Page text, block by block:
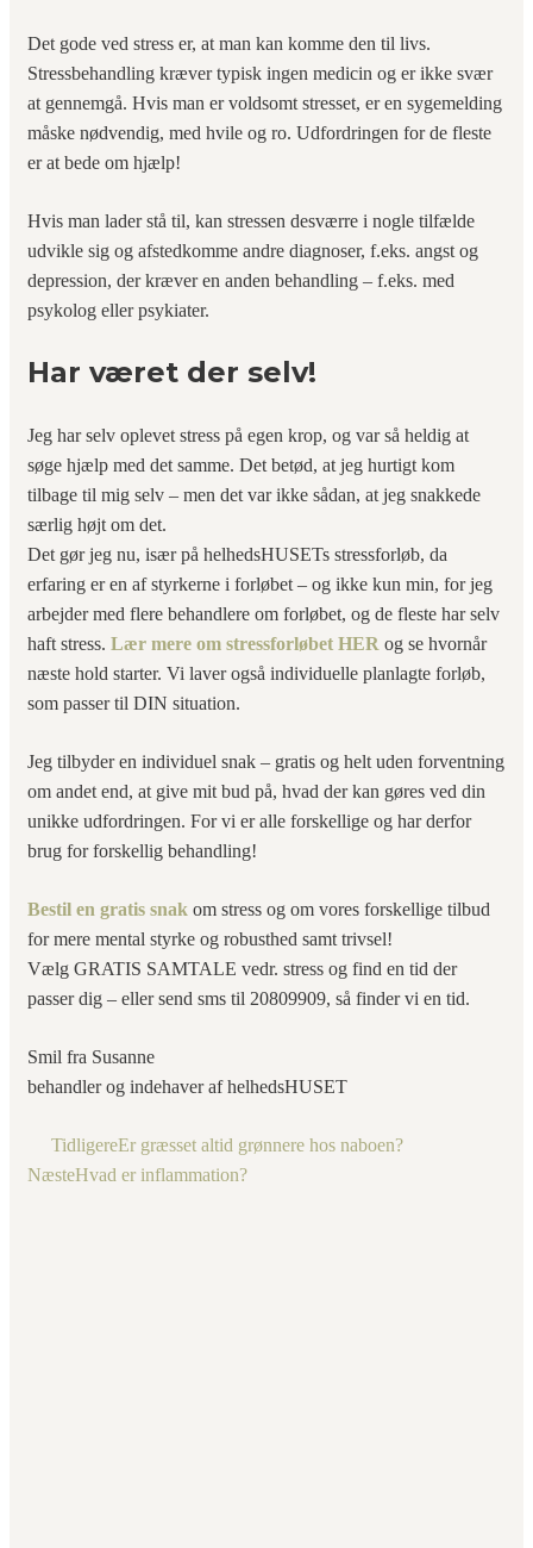
Det gode ved stress er, at man kan komme den til livs.
Stressbehandling kræver typisk ingen medicin og er ikke svær
at gennemgå. Hvis man er voldsomt stresset, er en sygemelding
måske nødvendig, med hvile og ro. Udfordringen for de fleste
er at bede om hjælp!
Hvis man lader stå til, kan stressen desværre i nogle tilfælde
udvikle sig og afstedkomme andre diagnoser, f.eks. angst og
depression, der kræver en anden behandling – f.eks. med
psykolog eller psykiater.
Har været der selv!
Jeg har selv oplevet stress på egen krop, og var så heldig at
søge hjælp med det samme. Det betød, at jeg hurtigt kom
tilbage til mig selv – men det var ikke sådan, at jeg snakkede
særlig højt om det.
Det gør jeg nu, især på helhedsHUSETs stressforløb, da
erfaring er en af styrkerne i forløbet – og ikke kun min, for jeg
arbejder med flere behandlere om forløbet, og de fleste har selv
haft stress. Lær mere om stressforløbet HER og se hvornår
næste hold starter. Vi laver også individuelle planlagte forløb,
som passer til DIN situation.
Jeg tilbyder en individuel snak – gratis og helt uden forventning
om andet end, at give mit bud på, hvad der kan gøres ved din
unikke udfordringen. For vi er alle forskellige og har derfor
brug for forskellig behandling!
Bestil en gratis snak om stress og om vores forskellige tilbud
for mere mental styrke og robusthed samt trivsel!
Vælg GRATIS SAMTALE vedr. stress og find en tid der
passer dig – eller send sms til 20809909, så finder vi en tid.
Smil fra Susanne
behandler og indehaver af helhedsHUSET
TidligereEr græsset altid grønnere hos naboen?
NæsteHvad er inflammation?